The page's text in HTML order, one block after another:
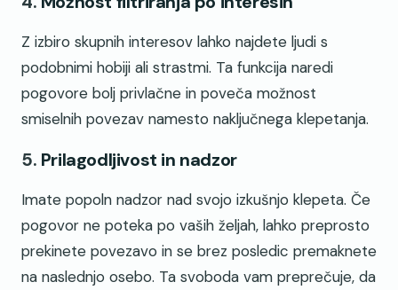
Z izbiro skupnih interesov lahko najdete ljudi s
podobnimi hobiji ali strastmi. Ta funkcija naredi
pogovore bolj privlačne in poveča možnost
smiselnih povezav namesto naključnega klepetanja.
5. Prilagodljivost in nadzor
Imate popoln nadzor nad svojo izkušnjo klepeta. Če
pogovor ne poteka po vaših željah, lahko preprosto
prekinete povezavo in se brez posledic premaknete
na naslednjo osebo. Ta svoboda vam preprečuje, da